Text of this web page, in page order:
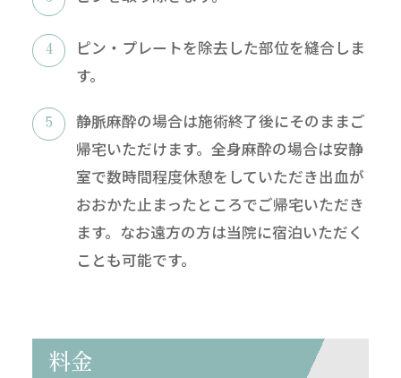
ピン・プレートを除去した部位を縫合しま
す。
静脈麻酔の場合は施術終了後にそのままご
帰宅いただけます。全身麻酔の場合は安静
室で数時間程度休憩をしていただき出血が
おおかた止まったところでご帰宅いただき
ます。なお遠方の方は当院に宿泊いただく
ことも可能です。
料金